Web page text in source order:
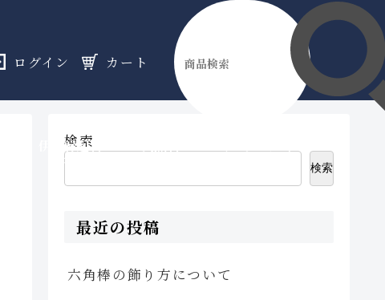
ログイン カート
伊勢縁起物
のフロア
検索
検索
最近の投稿
六角棒の飾り方について